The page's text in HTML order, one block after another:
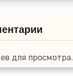
для просмотра.